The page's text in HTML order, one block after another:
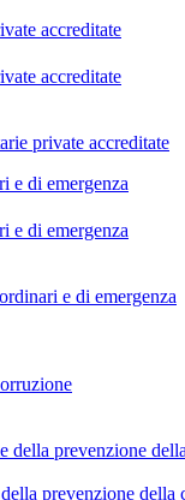
accreditate
accreditate
private accreditate
e di emergenza
e di emergenza
e di emergenza
della prevenzione
prevenzione della